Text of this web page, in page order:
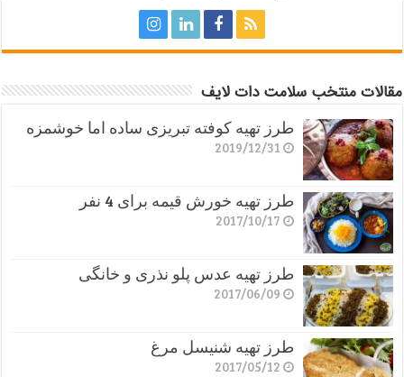
مقالات منتخب سلامت دات لایف
طرز تهیه کوفته تبریزی ساده اما خوشمزه
2019/12/31
طرز تهیه خورش قیمه برای 4 نفر
2017/10/17
طرز تهیه عدس پلو نذری و خانگی
2017/06/09
طرز تهیه شنیسل مرغ
2017/05/12